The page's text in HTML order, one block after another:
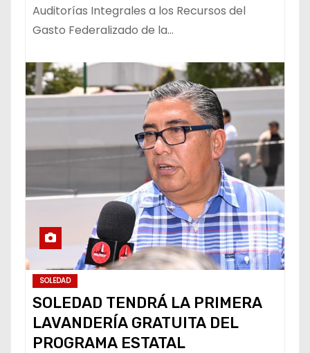
Auditorías Integrales a los Recursos del
Gasto Federalizado de la…
SOLEDAD
SOLEDAD TENDRÁ LA PRIMERA
LAVANDERÍA GRATUITA DEL
PROGRAMA ESTATAL